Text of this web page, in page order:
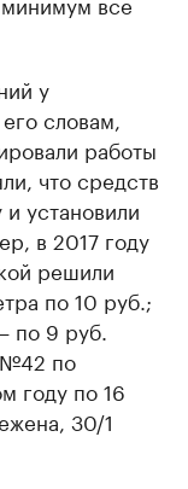
у
словам,
работы
что средств
установили
в 2017 году
решили
по 10 руб.;
по 9 руб.
№42 по
году по 16
30/1